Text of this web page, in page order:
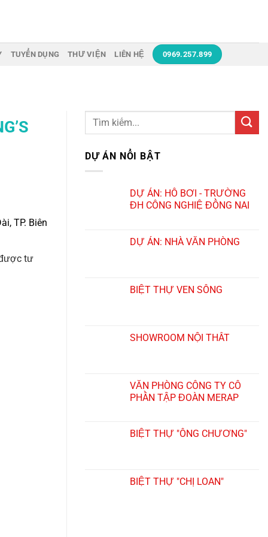
TUYỂN DỤNG THƯ VIỆN LIÊN HỆ 0969.257.899
TP. Biên
tư
Search
DỰ ÁN NỔI BẬT
DỰ ÁN: HỒ BƠI - TRƯỜNG
ĐH CÔNG NGHIỆ ĐỒNG NAI
DỰ ÁN: NHÀ VĂN PHÒNG
BIỆT THỰ VEN SÔNG
SHOWROOM NỘI THẤT
VĂN PHÒNG CÔNG TY CỔ
PHẦN TẬP ĐOÀN MERAP
BIỆT THỰ "ÔNG CHƯƠNG"
BIỆT THỰ "CHỊ LOAN"